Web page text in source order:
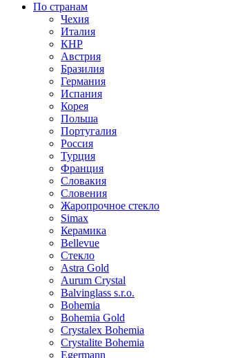
По странам
Чехия
Италия
КНР
Австрия
Бразилия
Германия
Испания
Корея
Польша
Португалия
Россия
Турция
Франция
Словакия
Словения
Жаропрочное стекло
Simax
Керамика
Bellevue
Стекло
Astra Gold
Aurum Crystal
Balvinglass s.r.o.
Bohemia
Bohemia Gold
Crystalex Bohemia
Crystalite Bohemia
Egermann